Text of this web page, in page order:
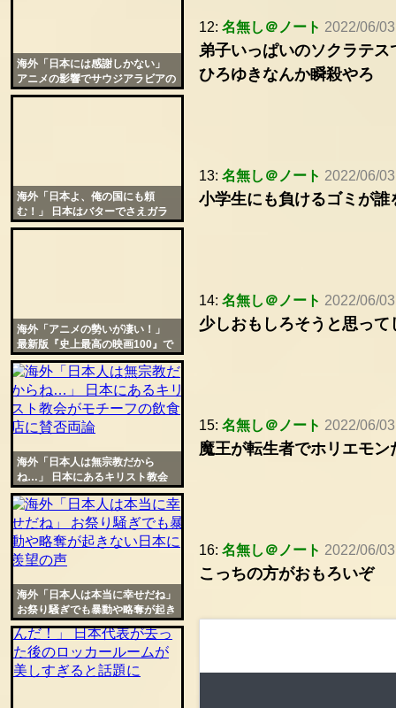
12: 名無し＠ノート 2022/06/
弟子いっぱいのソクラテ
ひろゆきなんか瞬殺やろ
13: 名無し＠ノート 2022/06/
小学生にも負けるゴミが誰
14: 名無し＠ノート 2022/06/
少しおもしろそうと思って
15: 名無し＠ノート 2022/06/
魔王が転生者でホリエモン
16: 名無し＠ノート 2022/06/
こっちの方がおもろいぞ
海外「日本には感謝しかない」
アニメの影響でサウジアラビアの
女性達がより自由に
海外「日本よ、俺の国にも頼
む！」 日本はバターでさえガラ
パゴス進化を遂げていたと話題に
海外「アニメの勢いが凄い！」
最新版『史上最高の映画100』で
日本からは8本選出の快挙
海外「日本人は無宗教だから
ね…」 日本にあるキリスト教会
がモチーフの飲食店に賛否両論
海外「日本人は本当に幸せだね」
お祭り騒ぎでも暴動や略奪が起き
ない日本に羨望の声